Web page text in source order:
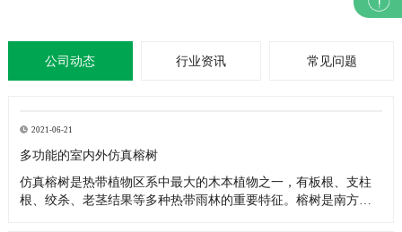
公司动态 行业资讯 常见问题
2021-06-21
多功能的室内外仿真榕树
仿真榕树​是热带植物区系中最大的木本植物之一，有板根、支柱
根、绞杀、老茎结果等多种热带雨林的重要特征。榕树是南方的